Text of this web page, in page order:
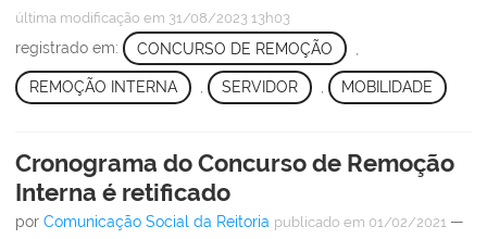
última modificação em 31/08/2023 13h03
registrado em: CONCURSO DE REMOÇÃO
REMOÇÃO INTERNA , SERVIDOR , MOBILIDADE
Cronograma do Concurso de Remoção
Interna é retificado
por Comunicação Social da Reitoria publicado em 01/02/2021 —